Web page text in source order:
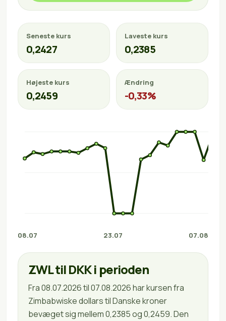
Seneste kurs
0,2427
Laveste kurs
0,2385
Højeste kurs
0,2459
Ændring
-0,33%
08.07 23.07 07.08
ZWL til DKK i perioden
Fra 08.07.2026 til 07.08.2026 har kursen fra
Zimbabwiske dollars til Danske kroner
bevæget sig mellem 0,2385 og 0,2459. Den